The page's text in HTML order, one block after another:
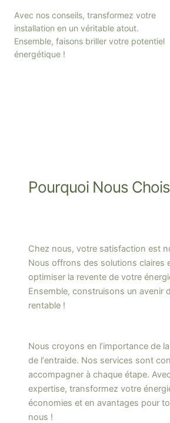
Avec nos conseils, transformez votre
installation en un véritable atout.
Ensemble, faisons briller votre potentiel
énergétique !
Pourquoi Nous
Chez nous, votre satisfaction est
Nous offrons des solutions claires
optimiser la revente de votre
Ensemble, construisons un avenir
rentable !
Nous croyons en lʼimportance de
de lʼentraide. Nos services sont
accompagner à chaque étape.
expertise, transformez votre
économies et en avantages pour
nous !